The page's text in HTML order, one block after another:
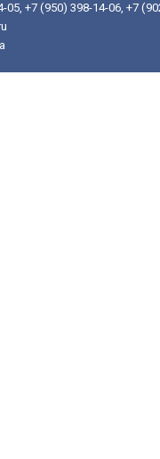
05, +7 (950) 398-14-06, +7